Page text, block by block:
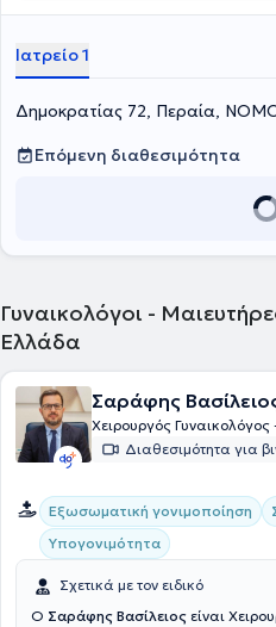
Ιατρείο 1
Δημοκρατίας 72, Περαία,
Επόμενη διαθεσιμότητα
Γυναικολόγοι -
Ελλάδα
Σαράφης
Χειρουργός
Διαθεσιμότητα για
Εξωσωματική γονιμοποίηση
Υπογονιμότητα
Σχετικά με τον ειδικό
Ο Σαράφης Βασίλειος είναι